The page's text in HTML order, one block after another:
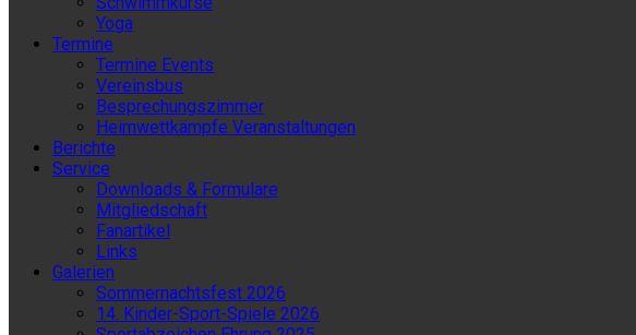
Yoga
Termine
Termine Events
Vereinsbus
Besprechungszimmer
Heimwettkämpfe Veranstaltungen
Berichte
Service
Downloads & Formulare
Mitgliedschaft
Fanartikel
Links
Galerien
Sommernachtsfest 2026
14. Kinder-Sport-Spiele 2026